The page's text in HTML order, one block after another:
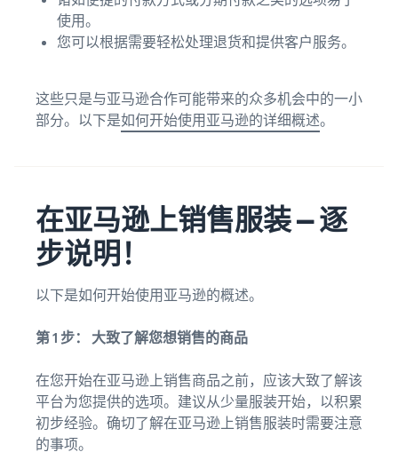
使用。
您可以根据需要轻松处理退货和提供客户服务。
这些只是与亚马逊合作可能带来的众多机会中的一小
部分。以下是如何开始使用亚马逊的详细概述。
在亚马逊上销售服装 — 逐
步说明！
以下是如何开始使用亚马逊的概述。
第 1 步： 大致了解您想销售的商品
在您开始在亚马逊上销售商品之前，应该大致了解该
平台为您提供的选项。建议从少量服装开始，以积累
初步经验。确切了解在亚马逊上销售服装时需要注意
的事项。